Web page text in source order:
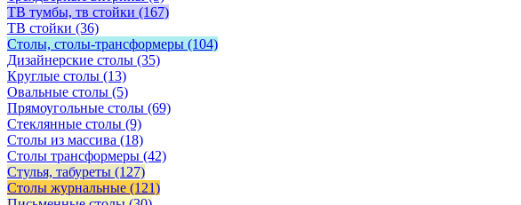
ТВ тумбы, тв стойки (167)
ТВ стойки (36)
Столы, столы-трансформеры (104)
Дизайнерские столы (35)
Круглые столы (13)
Овальные столы (5)
Прямоугольные столы (69)
Стеклянные столы (9)
Столы из массива (18)
Столы трансформеры (42)
Стулья, табуреты (127)
Столы журнальные (121)